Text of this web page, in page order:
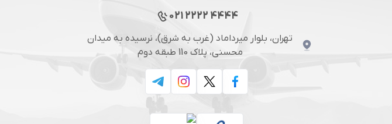
021 2222 4444
تهران، بلوار میرداماد (غرب به شرق)، نرسیده به میدان
محسنی، پلاک 110 طبقه دوم